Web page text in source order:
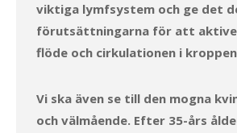
viktiga lymfsystem och ge det
förutsättningarna för att
flöde och cirkulationen i
Vi ska även se till den mogna
och välmående. Efter 35-års